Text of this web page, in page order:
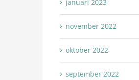
januari 2023
november 2022
oktober 2022
september 2022